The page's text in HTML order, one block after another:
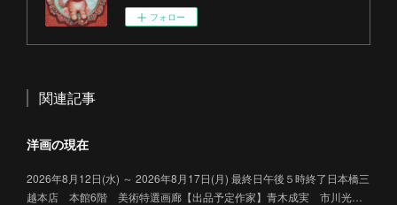
フォロー
関連記事
洋画の現在
2026年8月12日(水) ～ 2026年8月17日(月) 最終日午後５時終了日本橋三
越本店 本館6階 美術特選画廊【出品予定作家】青木成実 市川光…